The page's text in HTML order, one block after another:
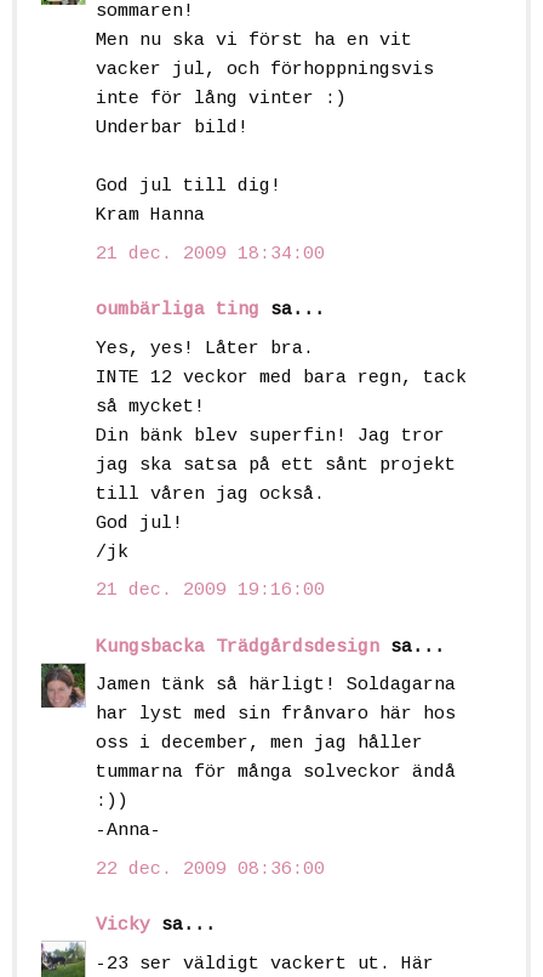
sommaren!
Men nu ska vi först ha en vit
vacker jul, och förhoppningsvis
inte för lång vinter :)
Underbar bild!
God jul till dig!
Kram Hanna
21 dec. 2009 18:34:00
oumbärliga ting sa...
Yes, yes! Låter bra.
INTE 12 veckor med bara regn, tack
så mycket!
Din bänk blev superfin! Jag tror
jag ska satsa på ett sånt projekt
till våren jag också.
God jul!
/jk
21 dec. 2009 19:16:00
Kungsbacka Trädgårdsdesign sa...
Jamen tänk så härligt! Soldagarna
har lyst med sin frånvaro här hos
oss i december, men jag håller
tummarna för många solveckor ändå
:))
-Anna-
22 dec. 2009 08:36:00
Vicky sa...
-23 ser väldigt vackert ut. Här